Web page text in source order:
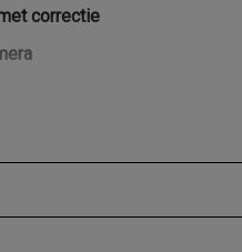
correctie